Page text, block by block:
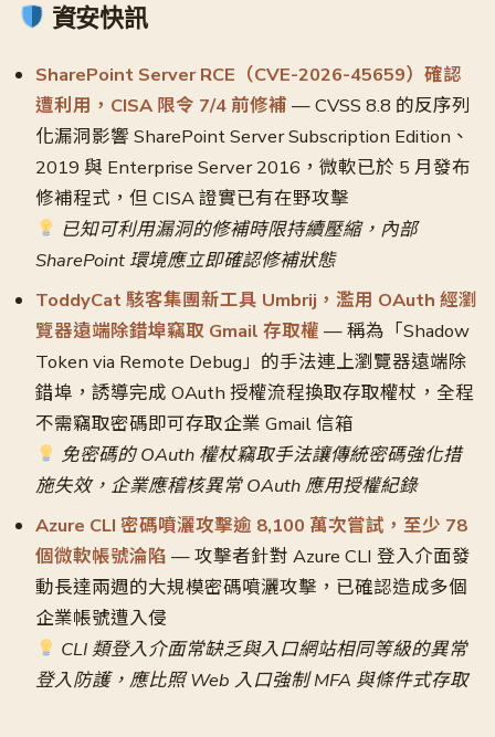
資安快訊
SharePoint Server RCE（CVE-2026-45659）確認
遭利用，CISA 限令 7/4 前修補 — CVSS 8.8 的反序列
化漏洞影響 SharePoint Server Subscription Edition、
2019 與 Enterprise Server 2016，微軟已於 5 月發布
修補程式，但 CISA 證實已有在野攻擊
已知可利用漏洞的修補時限持續壓縮，內部
SharePoint 環境應立即確認修補狀態
ToddyCat 駭客集團新工具 Umbrij，濫用 OAuth 經瀏
覽器遠端除錯埠竊取 Gmail 存取權 — 稱為「Shadow
Token via Remote Debug」的手法連上瀏覽器遠端除
錯埠，誘導完成 OAuth 授權流程換取存取權杖，全程
不需竊取密碼即可存取企業 Gmail 信箱
免密碼的 OAuth 權杖竊取手法讓傳統密碼強化措
施失效，企業應稽核異常 OAuth 應用授權紀錄
Azure CLI 密碼噴灑攻擊逾 8,100 萬次嘗試，至少 78
個微軟帳號淪陷 — 攻擊者針對 Azure CLI 登入介面發
動長達兩週的大規模密碼噴灑攻擊，已確認造成多個
企業帳號遭入侵
CLI 類登入介面常缺乏與入口網站相同等級的異常
登入防護，應比照 Web 入口強制 MFA 與條件式存取